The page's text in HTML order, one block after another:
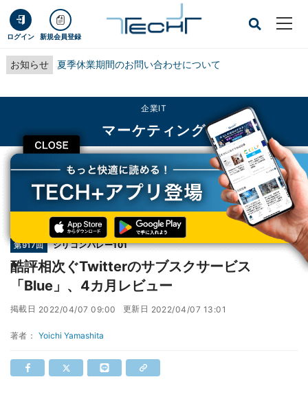
ログイン 新規会員登録
お知らせ 夏季休業期間のお問い合わせについて
CLOSE
企業IT
マーケティング
TECH+ 企業IT
マーケティング
酷評相次ぐTwitterのサブスクサービス「Blue」、4カ月レビュー
第917回 シリコンバレー101
酷評相次ぐTwitterのサブスクサービス
「Blue」、4カ月レビュー
掲載日 2022/04/07 09:00 更新日 2022/04/07 13:01
著者： Yoichi Yamashita